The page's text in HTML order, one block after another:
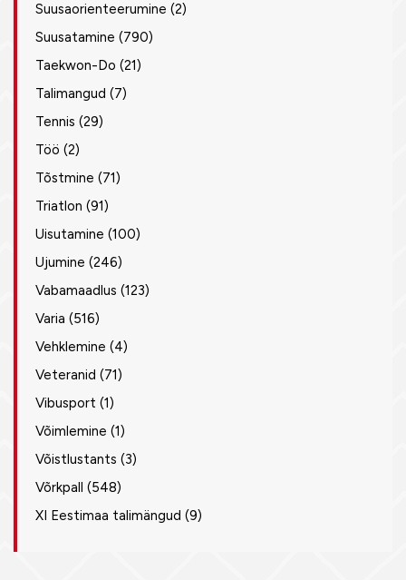
Suusaorienteerumine (2)
Suusatamine (790)
Taekwon-Do (21)
Talimangud (7)
Tennis (29)
Töö (2)
Tõstmine (71)
Triatlon (91)
Uisutamine (100)
Ujumine (246)
Vabamaadlus (123)
Varia (516)
Vehklemine (4)
Veteranid (71)
Vibusport (1)
Võimlemine (1)
Võistlustants (3)
Võrkpall (548)
XI Eestimaa talimängud (9)